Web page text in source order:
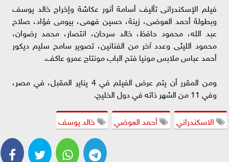
فيلم الإسكندرانى تأليف أسامة أنور عكاشة وإخراج خالد يوسف
وبطولة أحمد العوضى، زينة، حسين فهمى، بيومى فؤاد، صلاح
عبد الله، محمود حافظ، خالد سرحان، انتصار، محمد رضوان،
محمود الليثى وعدد آخر من الفنانين، تصوير سامح سليم ديكور
أحمد عباس ملابس مونيا فتح الباب مونتاج عمرو عاكف.
ومن المقرر أن يتم عرض الفيلم في 4 يناير المقبل، في مصر،
وفي 11 من الشهر ذاته في دول الخليج.
الاسكندراني
أحمد العوضي خالد يوسف